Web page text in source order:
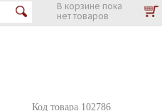
В корзине пока
нет товаров
Код товара 102786